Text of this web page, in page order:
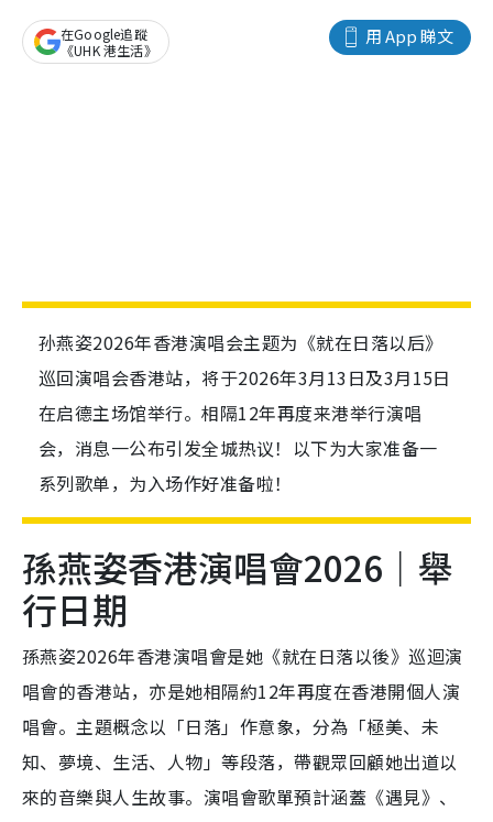
用 App 睇文
在Google追蹤
《UHK 港生活》
孙燕姿2026年香港演唱会主题为《就在日落以后》
巡回演唱会香港站，将于2026年3月13日及3月15日
在启德主场馆举行。相隔12年再度来港举行演唱
会，消息一公布引发全城热议！以下为大家准备一
系列歌单，为入场作好准备啦！
孫燕姿香港演唱會2026｜舉
行日期
孫燕姿2026年香港演唱會是她《就在日落以後》巡迴演
唱會的香港站，亦是她相隔約12年再度在香港開個人演
唱會。主題概念以「日落」作意象，分為「極美、未
知、夢境、生活、人物」等段落，帶觀眾回顧她出道以
來的音樂與人生故事。演唱會歌單預計涵蓋《遇見》、